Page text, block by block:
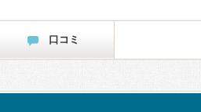
口コミ